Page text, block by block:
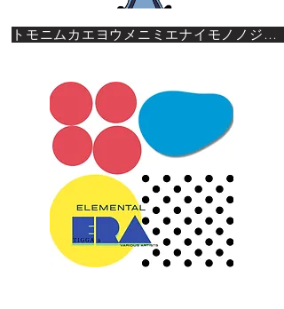
トモニムカエヨウメニミエナイモノノジダイ